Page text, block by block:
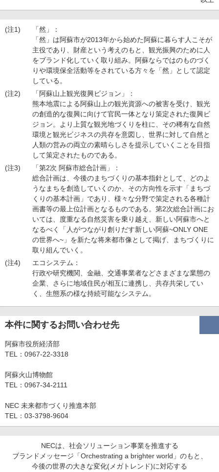
(注1)
「然」：
「然」は阿蘇市が2013年から始めた阿蘇に暮らす人こそが
主役であり、財産という考えのもと、観光振興のために人
をブランド化していく取り組み。阿蘇ならではのものづく
りや環境保全活動等をされている方々を「然」として認定
している。
(注2)
「阿蘇山上観光復興ビジョン」：
熊本地震による阿蘇山上の観光資源への被害を受け、観光
の創造的な復興に向けて官民一体となり策定された復興ビ
ジョン。より上質な観光地づくりを柱に、その稀有な自然
環境と観光ビジネスの共存を意図し、世界に対して自然と
人類の営みの両立の素晴らしさを提示していくことを目指
して策定されたものである。
(注3)
「第2次 阿蘇市総合計画」：
総合計画は、今後のまちづくりの基本指針として、どのよ
うなまちを創造していくのか、その方向性を示す「まちづ
くりの基本計画」であり、様々な分野で策定される各種計
画書等の最上位計画となるものである。第2次総合計画にお
いては、度重なる自然災害を乗り越え、新しい阿蘇市へと
なるべく「人がつながり創りだす新しい阿蘇~ONLY ONE
の世界へ~」を新たな将来都市像として掲げ、まちづくりに
取り組んでいく。
(注4)
エコシステム：
行政や研究機関、金融、交通事業者などさまざまな業態の
企業、さらに地域住民が相互に連携し、共存共栄してい
く、生態系の様な持続可能なシステム。
本件に関するお問い合わせ先
阿蘇市役所経済部
TEL：0967-22-3318
阿蘇火山博物館
TEL：0967-34-2111
NEC 未来都市づくり推進本部
TEL：03-3798-9604
NECは、社会ソリューション事業を推進する
ブランドメッセージ「Orchestrating a brighter world」のもと、
今後の世界の大きな変化(メガトレンド)に対応する